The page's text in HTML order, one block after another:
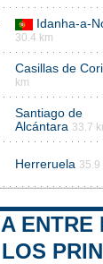
Idanha-a-
30.4 km
Casillas de
km
Santiago de
Alcántara 33.7
Herreruela 35.9
ENTRE